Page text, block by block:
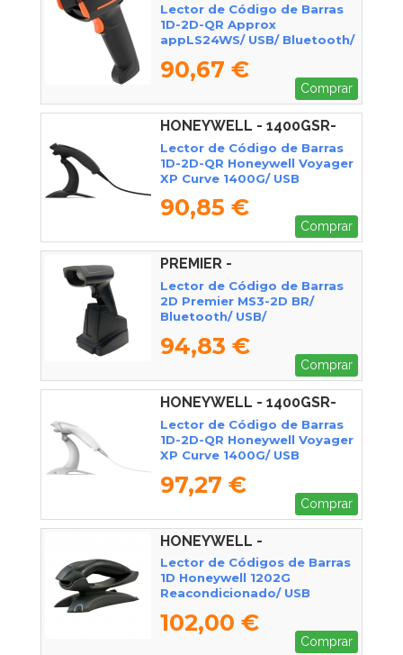
Lector de Código de Barras
1D-2D-QR Approx
appLS24WS/ USB/ Bluetooth/
90,67 €
Comprar
HONEYWELL - 1400GSR-
2USB-1E
Lector de Código de Barras
1D-2D-QR Honeywell Voyager
XP Curve 1400G/ USB
90,85 €
Comprar
PREMIER -
MS32DBRUSBBRWRB
Lector de Código de Barras
2D Premier MS3-2D BR/
Bluetooth/ USB/
94,83 €
Comprar
HONEYWELL - 1400GSR-
1USB-1E
Lector de Código de Barras
1D-2D-QR Honeywell Voyager
XP Curve 1400G/ USB
97,27 €
Comprar
HONEYWELL -
Lector de Códigos de Barras
1D Honeywell 1202G
Reacondicionado/ USB
102,00 €
Comprar